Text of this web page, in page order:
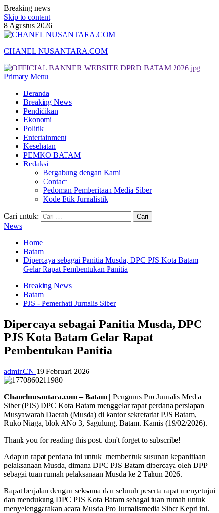
Breaking news
Skip to content
8 Agustus 2026
CHANEL NUSANTARA.COM
Primary Menu
Beranda
Breaking News
Pendidikan
Ekonomi
Politik
Entertainment
Kesehatan
PEMKO BATAM
Redaksi
Bergabung dengan Kami
Contact
Pedoman Pemberitaan Media Siber
Kode Etik Jurnalistik
Cari untuk:
News
Home
Batam
Dipercaya sebagai Panitia Musda, DPC PJS Kota Batam
Gelar Rapat Pembentukan Panitia
Breaking News
Batam
PJS - Pemerhati Jurnalis Siber
Dipercaya sebagai Panitia Musda, DPC
PJS Kota Batam Gelar Rapat
Pembentukan Panitia
adminCN 19 Februari 2026
Chanelnusantara.com – Batam | Pengurus Pro Jurnalis Media
Siber (PJS) DPC Kota Batam menggelar rapat perdana persiapan
Musyawarah Daerah (Musda) di kantor sekretariat PJS Batam,
Ruko Niaga, blok ANo 3, Sagulung, Batam. Kamis (19/02/2026).
Thank you for reading this post, don't forget to subscribe!
Adapun rapat perdana ini untuk membentuk susunan kepanitiaan
pelaksanaan Musda, dimana DPC PJS Batam dipercaya oleh DPP
sebagai tuan rumah pelaksanaan Musda ke 2 Tahun 2026.
Rapat berjalan dengan seksama dan seluruh peserta rapat menyetujui
dan mendukung DPC PJS Kota Batam sebagai tuan rumah untuk
menyelenggarakan acara Musda Pro Jurnalismedia Siber Kepri ini.